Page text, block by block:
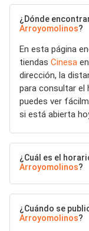
¿Dónde
Arroyomolinos?
En esta página
tiendas Cinesa en
dirección, la
para consultar el
puedes ver
si está abierta
¿Cuál es el
Arroyomolinos?
¿Cuándo se
Arroyomolinos?